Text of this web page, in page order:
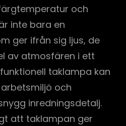
och
inte bara en
ger ifrån sig ljus, de
av atmosfären i ett
taklampa kan
och
inredningsdetalj.
att taklampan ger